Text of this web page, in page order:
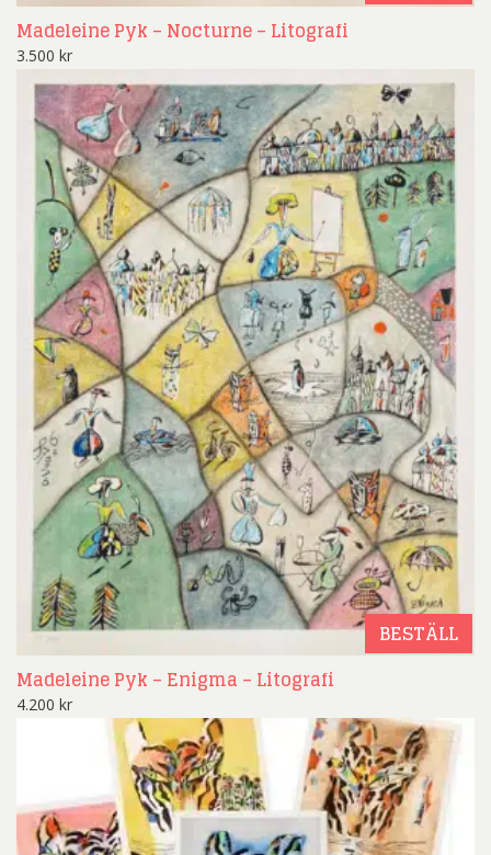
Madeleine Pyk – Nocturne – Litografi
3.500 kr
BESTÄLL
Madeleine Pyk – Enigma – Litografi
4.200 kr